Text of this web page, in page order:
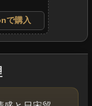
で購入